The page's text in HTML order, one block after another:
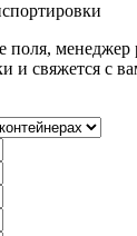
менеджер
и свяжется с